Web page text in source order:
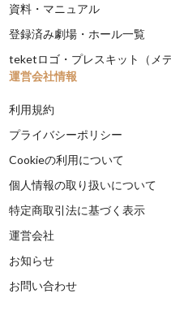
資料・マニュアル
登録済み劇場・ホール一覧
teketロゴ・プレスキット（メ
運営会社情報
利用規約
プライバシーポリシー
Cookieの利用について
個人情報の取り扱いについて
特定商取引法に基づく表示
運営会社
お知らせ
お問い合わせ